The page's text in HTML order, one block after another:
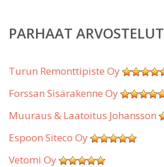
PARHAAT ARVOSTELUT
Turun Remonttipiste Oy
Forssan Sisärakenne Oy
Muuraus & Laatoitus Johansson
Espoon Siteco Oy
Vetomi Oy